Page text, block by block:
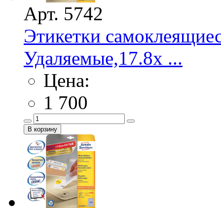
Арт. 5742
Этикетки
Удаляемые,17.8х ...
Цена:
1 700